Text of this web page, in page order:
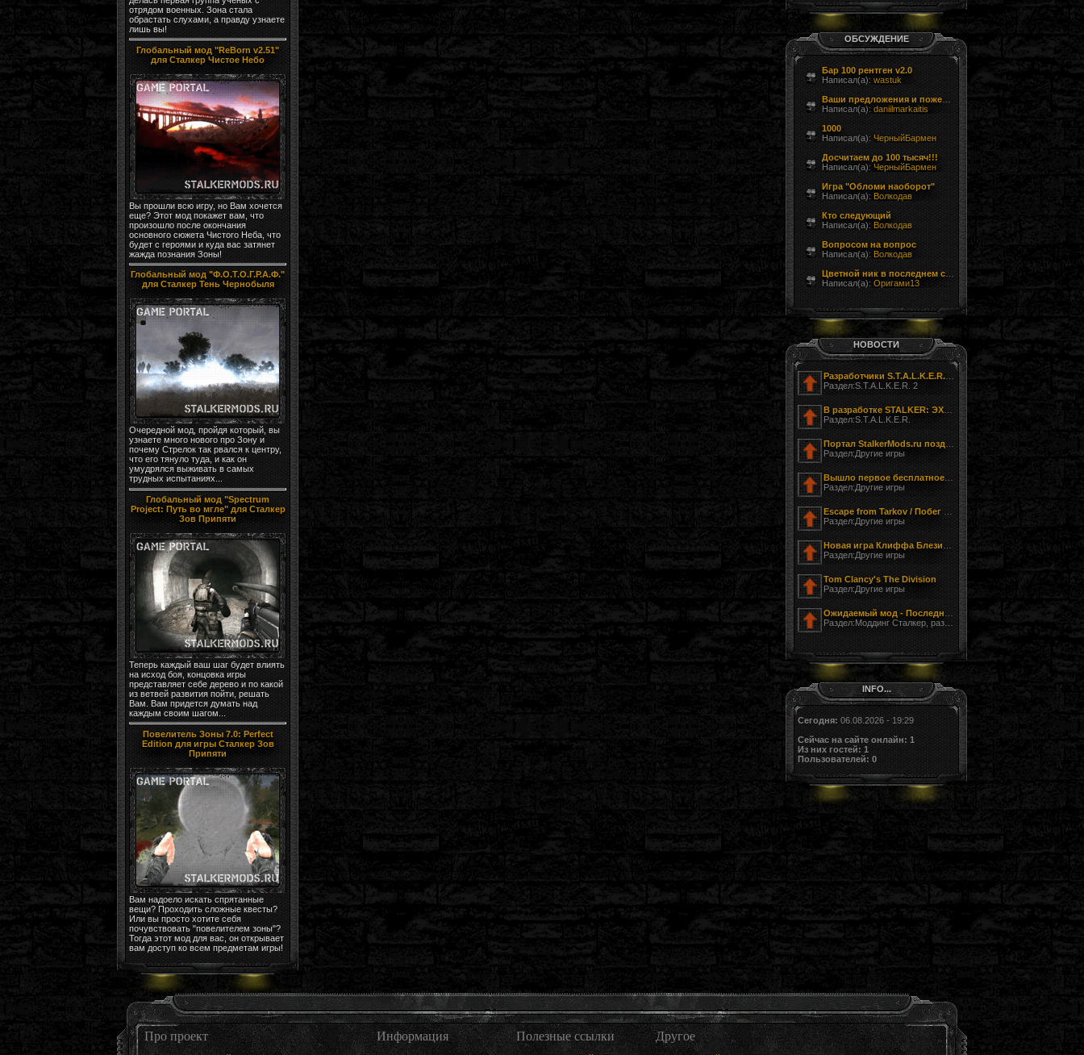
отрядом военных. Зона стала
обрастать слухами, а правду узнаете
лишь вы!
Глобальный мод "ReBorn v2.51"
для Сталкер Чистое Небо
Вы прошли всю игру, но Вам хочется
еще? Этот мод покажет вам, что
произошло после окончания
основного сюжета Чистого Неба, что
будет с героями и куда вас затянет
жажда познания Зоны!
Глобальный мод "Ф.О.Т.О.Г.Р.А.Ф."
для Сталкер Тень Чернобыля
Очередной мод, пройдя который, вы
узнаете много нового про Зону и
почему Стрелок так рвался к центру,
что его тянуло туда, и как он
умудрялся выживать в самых
трудных испытаниях...
Глобальный мод "Spectrum
Project: Путь во мгле" для Сталкер
Зов Припяти
Теперь каждый ваш шаг будет влиять
на исход боя, концовка игры
представляет себе дерево и по какой
из ветвей развития пойти, решать
Вам. Вам придется думать над
каждым своим шагом...
Повелитель Зоны 7.0: Perfect
Edition для игры Сталкер Зов
Припяти
Вам надоело искать спрятанные
вещи? Проходить сложные квесты?
Или вы просто хотите себя
почувствовать "повелителем зоны"?
Тогда этот мод для вас, он открывает
вам доступ ко всем предметам игры!
ОБСУЖДЕНИЕ
Бар 100 рентген v2.0
Написал(а): wastuk
Написал(а): daniilmarkaitis
1000
Написал(а): ЧерныйБармен
Досчитаем до 100 тысяч!!!
Написал(а): ЧерныйБармен
Игра "Обломи наоборот"
Написал(а): Волкодав
Кто следующий
Написал(а): Волкодав
Вопросом на вопрос
Написал(а): Волкодав
Написал(а): Оригами13
НОВОСТИ
Раздел:S.T.A.L.K.E.R. 2
Раздел:S.T.A.L.K.E.R.
Раздел:Другие игры
Раздел:Другие игры
Раздел:Другие игры
Раздел:Другие игры
Tom Clancy's The Division
Раздел:Другие игры
Раздел:Моддинг Сталкер, разработка модов
INFO...
Сегодня: 06.08.2026 - 19:29
Сейчас на сайте онлайн: 1
Из них гостей: 1
Пользователей: 0
Про проект Информация Полезные ссылки Другое